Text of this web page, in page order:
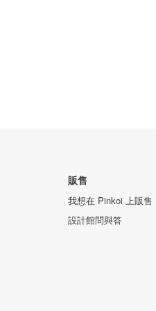
販售
我想在 Pinkoi 上販售
設計館問與答